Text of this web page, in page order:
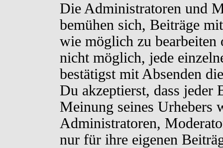
Die Administratoren und
bemühen sich, Beiträge
wie möglich zu bearbeiten
nicht möglich, jede
bestätigst mit Absenden
Du akzeptierst, dass jeder
Meinung seines Urhebers
Administratoren,
nur für ihre eigenen